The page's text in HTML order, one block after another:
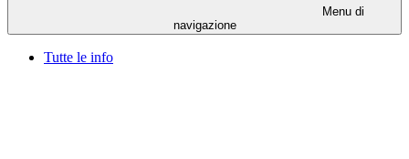
Menu di
navigazione
Tutte le info